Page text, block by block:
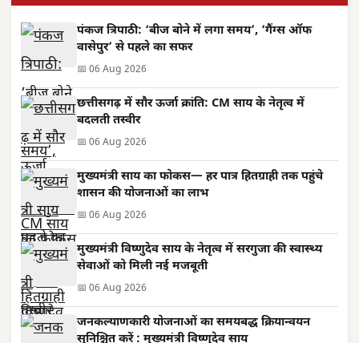
पंकज त्रिपाठी: ‘बीज बोने में लगा समय’, ‘गैंग्स ऑफ
वासेपुर’ से पहले का सफर
📅 06 Aug 2026
छत्तीसगढ़ में सौर ऊर्जा क्रांति: CM साय के नेतृत्व में
बदलती तस्वीर
📅 06 Aug 2026
मुख्यमंत्री साय का फोकस— हर पात्र हितग्राही तक पहुंचे
शासन की योजनाओं का लाभ
📅 06 Aug 2026
मुख्यमंत्री विष्णुदेव साय के नेतृत्व में सरगुजा की स्वास्थ्य
सेवाओं को मिली नई मजबूती
📅 06 Aug 2026
जनकल्याणकारी योजनाओं का समयबद्ध क्रियान्वयन
सुनिश्चित करें : मुख्यमंत्री विष्णुदेव साय